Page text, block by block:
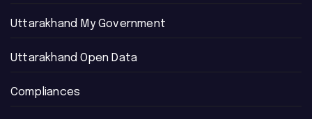
Uttarakhand My Government
Uttarakhand Open Data
Compliances